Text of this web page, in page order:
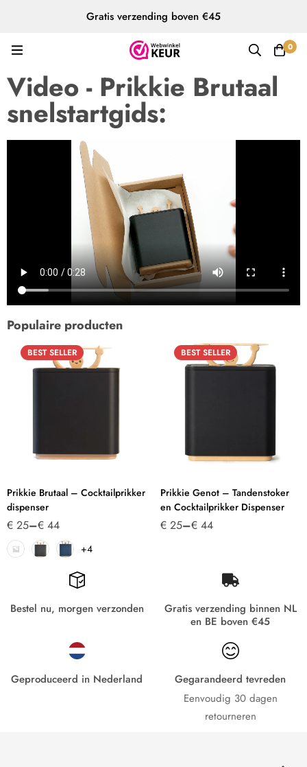
Gratis verzending boven €45
0
Video - Prikkie Brutaal
snelstartgids:
Populaire producten
BESTSELLER
Prikkie Brutaal – Cocktailprikker
dispenser
€ 25–€ 44
+4
BESTSELLER
Prikkie Genot – Tandenstoker
en Cocktailprikker Dispenser
€ 25–€ 44
Bestel nu, morgen verzonden
Gratis verzending binnen NL
en BE boven €45
Geproduceerd in Nederland
Gegarandeerd tevreden
Eenvoudig 30 dagen
retourneren